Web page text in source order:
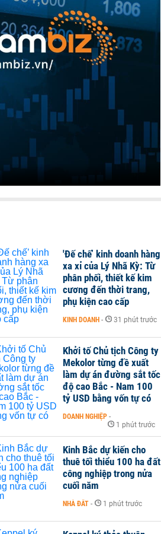
'Đế chế’ kinh doanh hàng
xa xỉ của Lý Nhã Kỳ: Từ
phân phối, thiết kế kim
cương đến thời trang,
phụ kiện cao cấp
KINH DOANH - 31 phút trước
Khởi tố Chủ tịch Công ty
Mekolor từng đề xuất
làm dự án đường sắt tốc
độ cao Bắc - Nam 100
tỷ USD bằng vốn tự có
DOANH NGHIỆP -
1 phút trước
Kinh Bắc dự kiến cho
thuê tối thiểu 100 ha đất
công nghiệp trong nửa
cuối năm
NHÀ ĐẤT - 1 phút trước